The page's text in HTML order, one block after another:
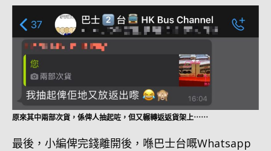
原來其中兩部次貨，係俾人抽起咗，但又輾轉返返貨架上⋯⋯
最後，小編俾完錢離開後，喺巴士台嘅Whatsapp